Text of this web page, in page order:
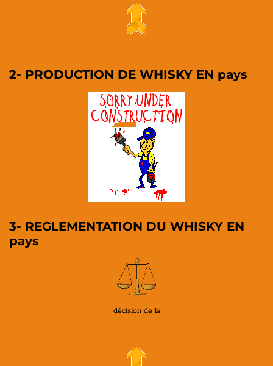
2- PRODUCTION DE WHISKY EN pays
3- REGLEMENTATION DU WHISKY EN
pays
décision de la